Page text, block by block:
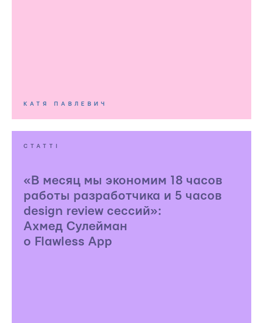
КАТЯ ПАВЛЕВИЧ
СТАТТІ
«В месяц мы экономим 18 часов
работы разработчика и 5 часов
design review сессий»:
Ахмед Сулейман
о Flawless App